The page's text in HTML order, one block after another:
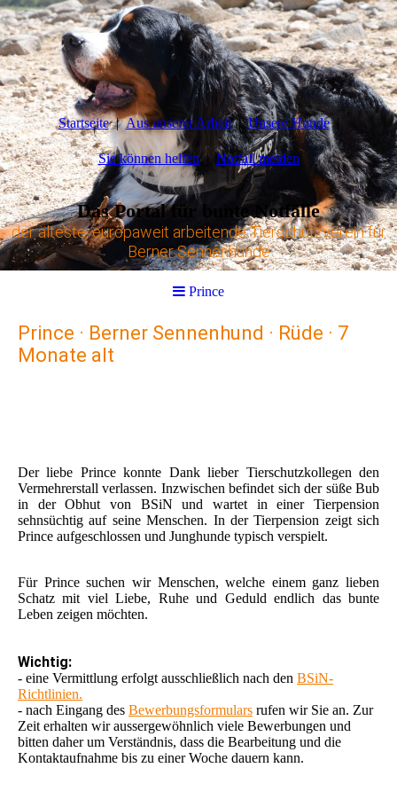
Startseite Aus unserer Arbeit Unsere Hunde
Sie können helfen Notfall melden
Das Portal für bunte Notfälle
der älteste, europaweit arbeitende Tierschutzverein für
Berner Sennenhunde
Prince
Prince · Berner Sennenhund · Rüde · 7
Monate alt
Der liebe Prince konnte Dank lieber Tierschutzkollegen den
Vermehrerstall verlassen. Inzwischen befindet sich der süße Bub
in der Obhut von BSiN und wartet in einer Tierpension
sehnsüchtig auf seine Menschen. In der Tierpension zeigt sich
Prince aufgeschlossen und Junghunde typisch verspielt.
Für Prince suchen wir Menschen, welche einem ganz lieben
Schatz mit viel Liebe, Ruhe und Geduld endlich das bunte
Leben zeigen möchten.
Wichtig:
- eine Vermittlung erfolgt ausschließlich nach den BSiN-
Richtlinien.
- nach Eingang des Bewerbungsformulars rufen wir Sie an. Zur
Zeit erhalten wir aussergewöhnlich viele Bewerbungen und
bitten daher um Verständnis, dass die Bearbeitung und die
Kontaktaufnahme bis zu einer Woche dauern kann.